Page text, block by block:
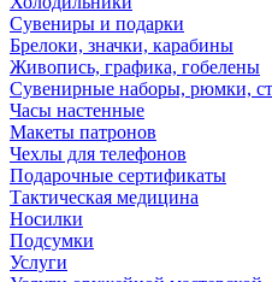
Сувениры и подарки
Брелоки, значки, карабины
Живопись, графика, гобелены
Сувенирные наборы, рюмки,
Часы настенные
Макеты патронов
Чехлы для телефонов
Подарочные сертификаты
Тактическая медицина
Носилки
Подсумки
Услуги